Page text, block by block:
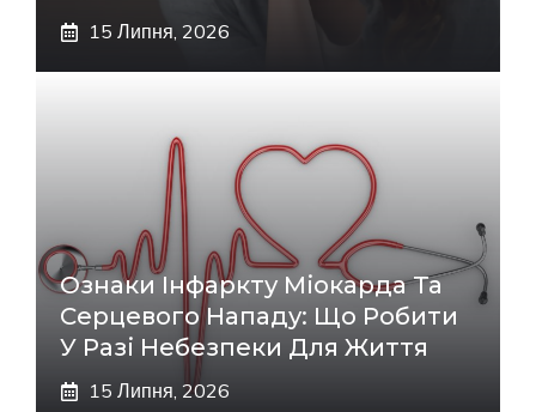
15 Липня, 2026
Ознаки Інфаркту Міокарда Та
Серцевого Нападу: Що Робити
У Разі Небезпеки Для Життя
15 Липня, 2026